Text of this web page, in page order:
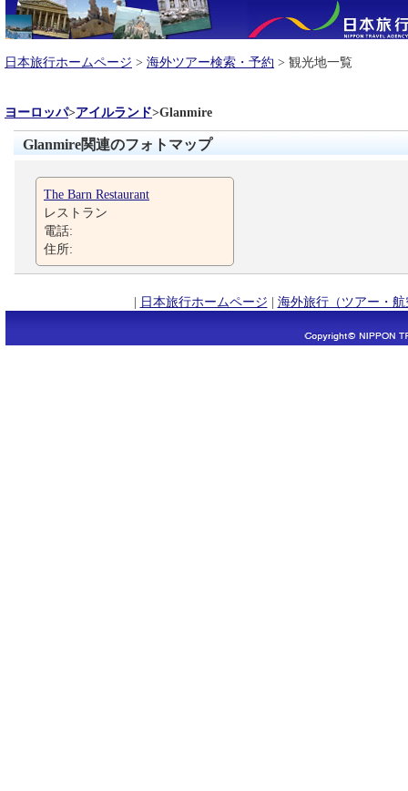
日本旅行ホームページ > 海外ツアー検索・予約 > 観光地一覧
ヨーロッパ>アイルランド>Glanmire
Glanmire関連のフォトマップ
The Barn Restaurant
レストラン
電話:
住所:
| 日本旅行ホームページ | 海外旅行（ツアー・航